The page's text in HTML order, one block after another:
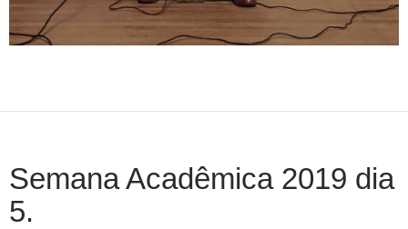
Semana Acadêmica 2019 dia
5.